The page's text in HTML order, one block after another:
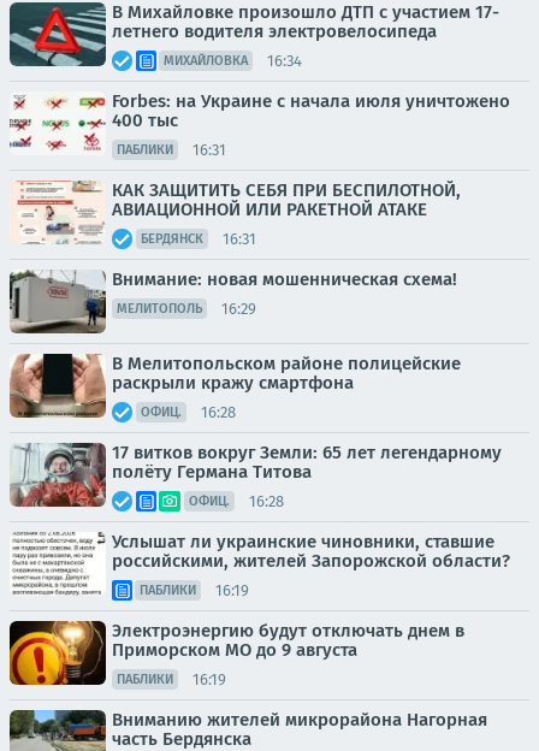
В Михайловке произошло ДТП с участием 17-
летнего водителя электровелосипеда
МИХАЙЛОВКА 16:34
Forbes: на Украине с начала июля уничтожено
400 тыс
ПАБЛИКИ 16:31
КАК ЗАЩИТИТЬ СЕБЯ ПРИ БЕСПИЛОТНОЙ,
АВИАЦИОННОЙ ИЛИ РАКЕТНОЙ АТАКЕ
БЕРДЯНСК 16:31
Внимание: новая мошенническая схема!
МЕЛИТОПОЛЬ 16:29
В Мелитопольском районе полицейские
раскрыли кражу смартфона
ОФИЦ. 16:28
17 витков вокруг Земли: 65 лет легендарному
полёту Германа Титова
ОФИЦ. 16:28
Услышат ли украинские чиновники, ставшие
российскими, жителей Запорожской области?
ПАБЛИКИ 16:19
Электроэнергию будут отключать днем в
Приморском МО до 9 августа
ПАБЛИКИ 16:19
Вниманию жителей микрорайона Нагорная
часть Бердянска